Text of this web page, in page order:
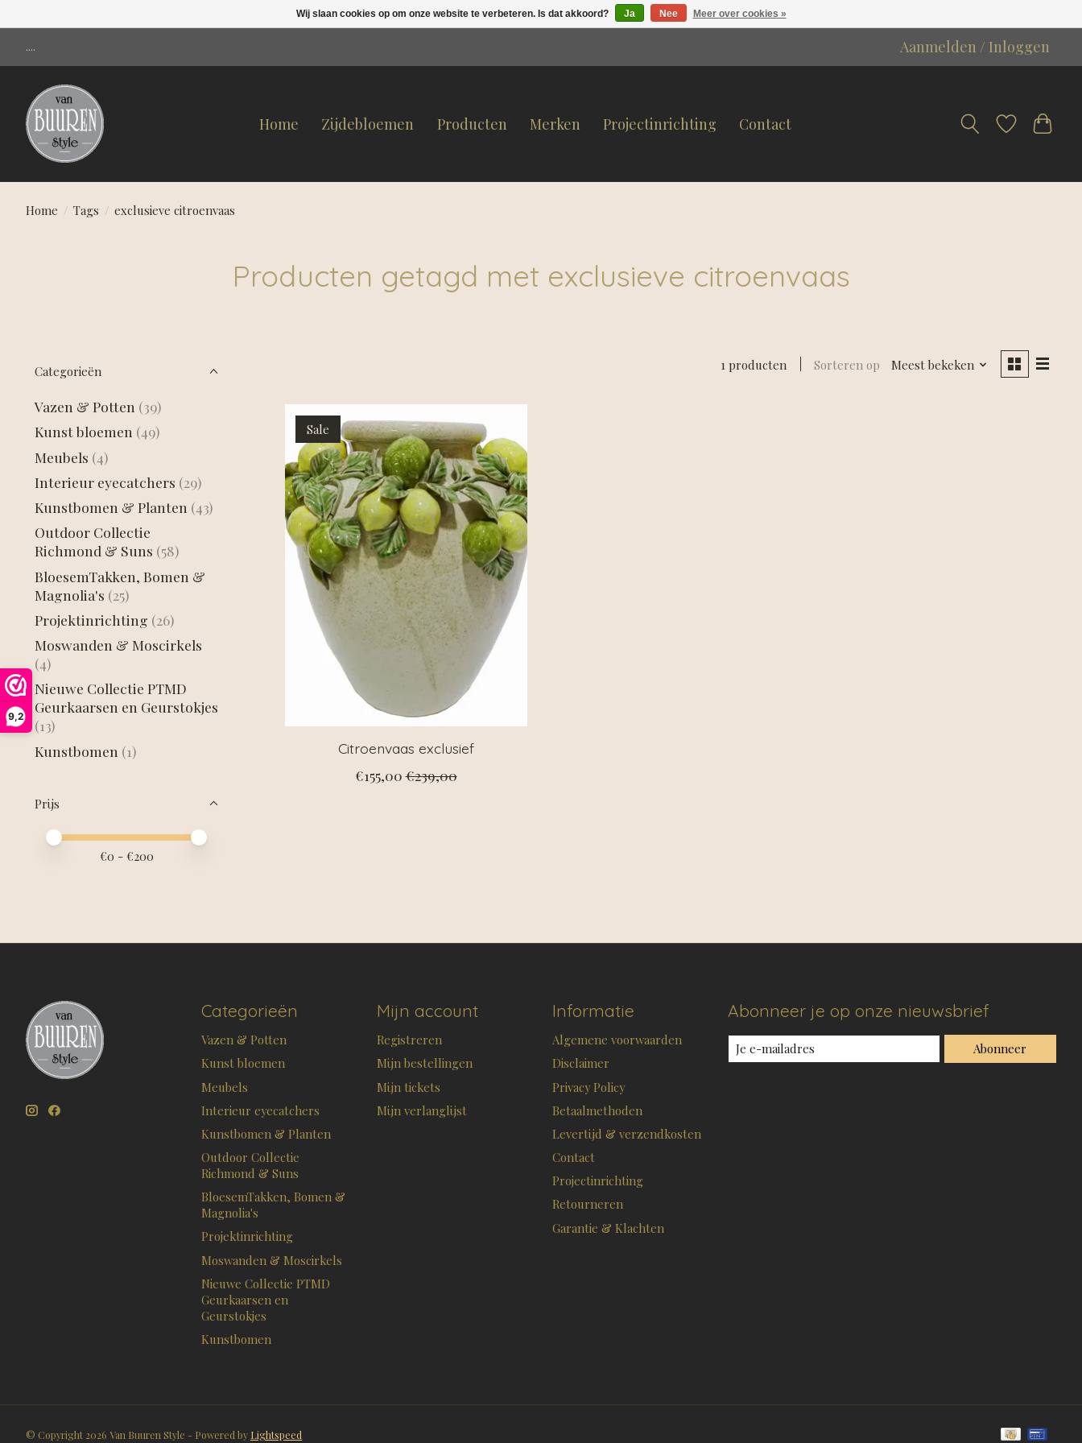
9,2
.... Aanmelden / Inloggen
Home Zijdebloemen Producten Merken Projectinrichting Contact
Home / Tags / exclusieve citroenvaas
Producten getagd met exclusieve citroenvaas
Categorieën
Vazen & Potten (39)
Kunst bloemen (49)
Meubels (4)
Interieur eyecatchers (29)
Kunstbomen & Planten (43)
Outdoor Collectie
Richmond & Suns (58)
BloesemTakken, Bomen &
Magnolia's (25)
Projektinrichting (26)
Moswanden & Moscirkels
(4)
Nieuwe Collectie PTMD
Geurkaarsen en Geurstokjes
(13)
Kunstbomen (1)
Prijs
Minimale prijswaarde
Price maximum value
€0 - €200
1 producten Sorteren op Meest bekeken
Sale
Citroenvaas exclusief
€155,00€239,00
Categorieën
Vazen & Potten
Kunst bloemen
Meubels
Interieur eyecatchers
Kunstbomen & Planten
Outdoor Collectie
Richmond & Suns
BloesemTakken, Bomen &
Magnolia's
Projektinrichting
Moswanden & Moscirkels
Nieuwe Collectie PTMD
Geurkaarsen en
Geurstokjes
Kunstbomen
Mijn account
Registreren
Mijn bestellingen
Mijn tickets
Mijn verlanglijst
Informatie
Algemene voorwaarden
Disclaimer
Privacy Policy
Betaalmethoden
Levertijd & verzendkosten
Contact
Projectinrichting
Retourneren
Garantie & Klachten
Abonneer je op onze nieuwsbrief
Abonneer
© Copyright 2026 Van Buuren Style - Powered by Lightspeed
Wij slaan cookies op om onze website te verbeteren. Is dat akkoord? Ja Nee Meer over cookies »